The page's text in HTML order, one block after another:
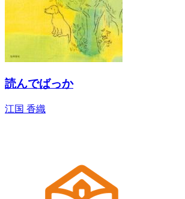
読んでばっか
江国 香織